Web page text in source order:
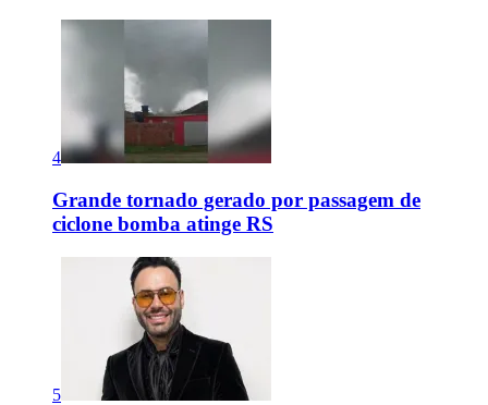
4
Grande tornado gerado por passagem de
ciclone bomba atinge RS
5